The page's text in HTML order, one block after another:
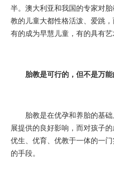
半。澳大利亚和我国的专家对
教的儿童大都性格活泼、爱跳
有的成为早慧儿童，有的具有艺
胎教是可行的，但不是万能
胎教是在优孕和养胎的基础
展提供的良好影响，而对孩子
优生、优育、优教于一体的一
的手段。